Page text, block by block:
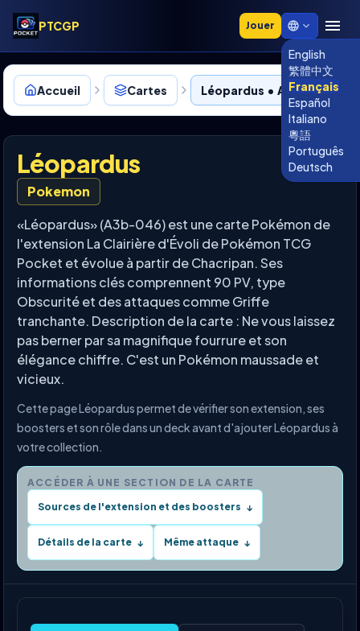
PTCGP Jouer
English
繁體中文
Français
Español
Italiano
粵語
Português
Deutsch
Accueil Cartes Léopardus • A3b-046
Léopardus
Pokemon
«Léopardus» (A3b-046) est une carte Pokémon de
l'extension La Clairière d'Évoli de Pokémon TCG
Pocket et évolue à partir de Chacripan. Ses
informations clés comprennent 90 PV, type
Obscurité et des attaques comme Griffe
tranchante. Description de la carte : Ne vous laissez
pas berner par sa magnifique fourrure et son
élégance chiffre. C'est un Pokémon maussade et
vicieux.
Cette page Léopardus permet de vérifier son extension, ses
boosters et son rôle dans un deck avant d'ajouter Léopardus à
votre collection.
ACCÉDER À UNE SECTION DE LA CARTE
Sources de l'extension et des boosters ↓
Détails de la carte ↓ Même attaque ↓